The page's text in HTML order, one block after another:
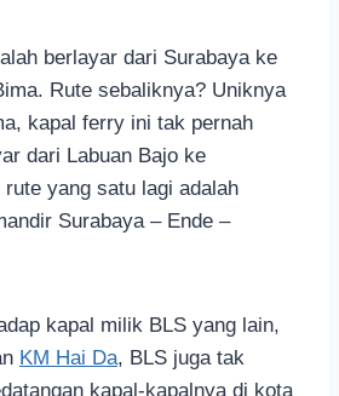
berlayar dari Surabaya ke
Rute sebaliknya? Uniknya
kapal ferry ini tak pernah
dari Labuan Bajo ke
rute yang satu lagi adalah
Surabaya – Ende –
kapal milik BLS yang lain,
KM Hai Da, BLS juga tak
kapal-kapalnya di kota